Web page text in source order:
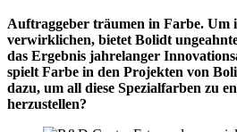
Auftraggeber träumen in Farbe. Um
verwirklichen, bietet Bolidt
das Ergebnis jahrelanger
spielt Farbe in den Projekten von
dazu, um all diese Spezialfarben zu
herzustellen?